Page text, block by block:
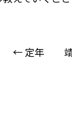
← 定年